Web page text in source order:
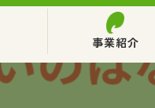
事業紹介